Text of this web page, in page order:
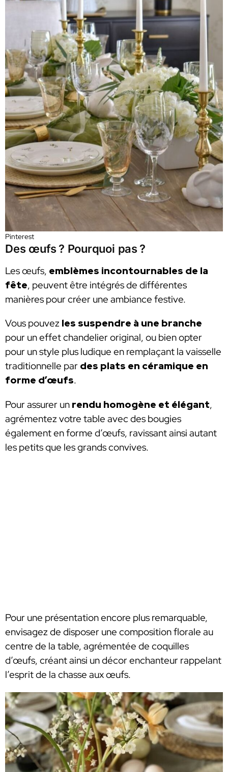
Pinterest
Des œufs ? Pourquoi pas ?
Les œufs, emblèmes incontournables de la
fête, peuvent être intégrés de différentes
manières pour créer une ambiance festive.
Vous pouvez les suspendre à une branche
pour un effet chandelier original, ou bien opter
pour un style plus ludique en remplaçant la vaisselle
traditionnelle par des plats en céramique en
forme d’œufs.
Pour assurer un rendu homogène et élégant,
agrémentez votre table avec des bougies
également en forme d’œufs, ravissant ainsi autant
les petits que les grands convives.
Pour une présentation encore plus remarquable,
envisagez de disposer une composition florale au
centre de la table, agrémentée de coquilles
d’œufs, créant ainsi un décor enchanteur rappelant
l’esprit de la chasse aux œufs.